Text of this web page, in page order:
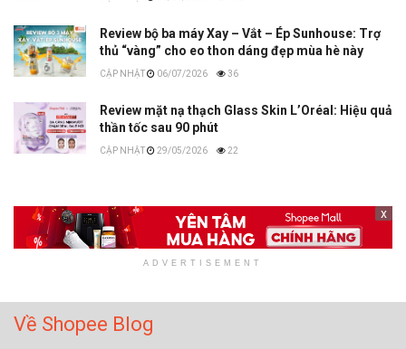
Review bộ ba máy Xay – Vắt – Ép Sunhouse: Trợ
thủ “vàng” cho eo thon dáng đẹp mùa hè này
06/07/2026 36
Review mặt nạ thạch Glass Skin L’Oréal: Hiệu quả
thần tốc sau 90 phút
29/05/2026 22
x
ADVERTISEMENT
Về Shopee Blog